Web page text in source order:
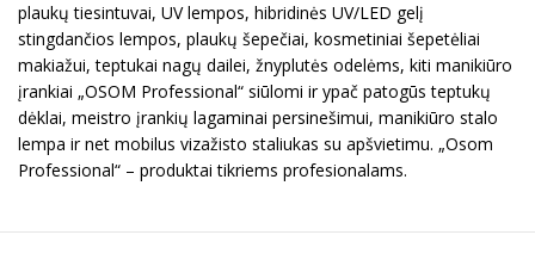
plaukų tiesintuvai, UV lempos, hibridinės UV/LED gelį
stingdančios lempos, plaukų šepečiai, kosmetiniai šepetėliai
makiažui, teptukai nagų dailei, žnyplutės odelėms, kiti manikiūro
įrankiai „OSOM Professional“ siūlomi ir ypač patogūs teptukų
dėklai, meistro įrankių lagaminai persinešimui, manikiūro stalo
lempa ir net mobilus vizažisto staliukas su apšvietimu. „Osom
Professional“ – produktai tikriems profesionalams.